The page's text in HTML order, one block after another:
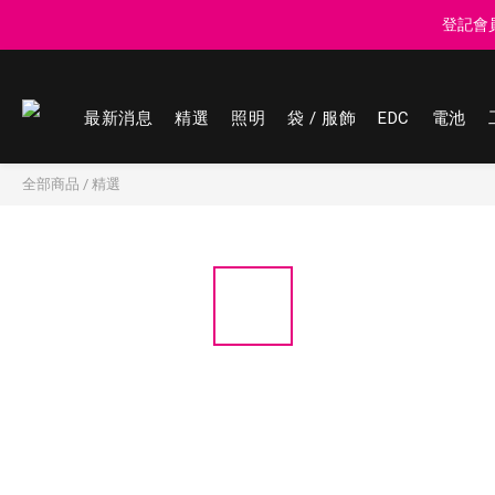
登記會
登記會
最新消息 精選 照明 袋 / 服飾 EDC 電池
全部商品 / 精選